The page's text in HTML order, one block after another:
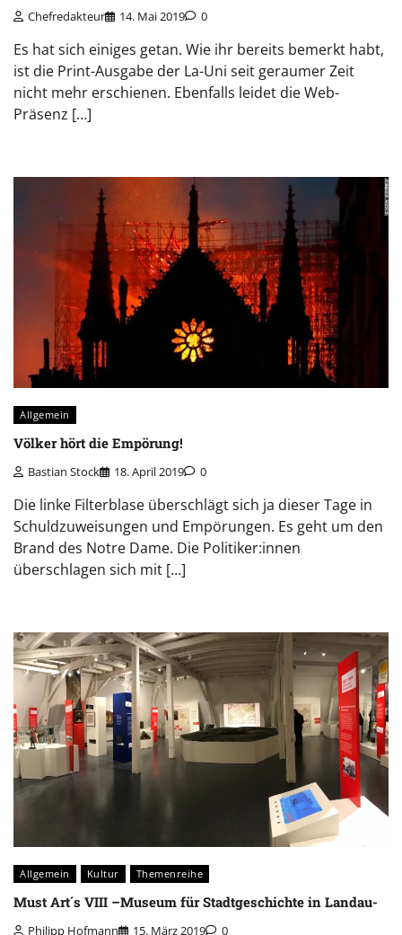
Chefredakteur 14. Mai 2019 0
Es hat sich einiges getan. Wie ihr bereits bemerkt habt,
ist die Print-Ausgabe der La-Uni seit geraumer Zeit
nicht mehr erschienen. Ebenfalls leidet die Web-
Präsenz […]
Allgemein
Völker hört die Empörung!
Bastian Stock 18. April 2019 0
Die linke Filterblase überschlägt sich ja dieser Tage in
Schuldzuweisungen und Empörungen. Es geht um den
Brand des Notre Dame. Die Politiker:innen
überschlagen sich mit […]
Allgemein Kultur Themenreihe
Must Art´s VIII –Museum für Stadtgeschichte in Landau-
Philipp Hofmann 15. März 2019 0